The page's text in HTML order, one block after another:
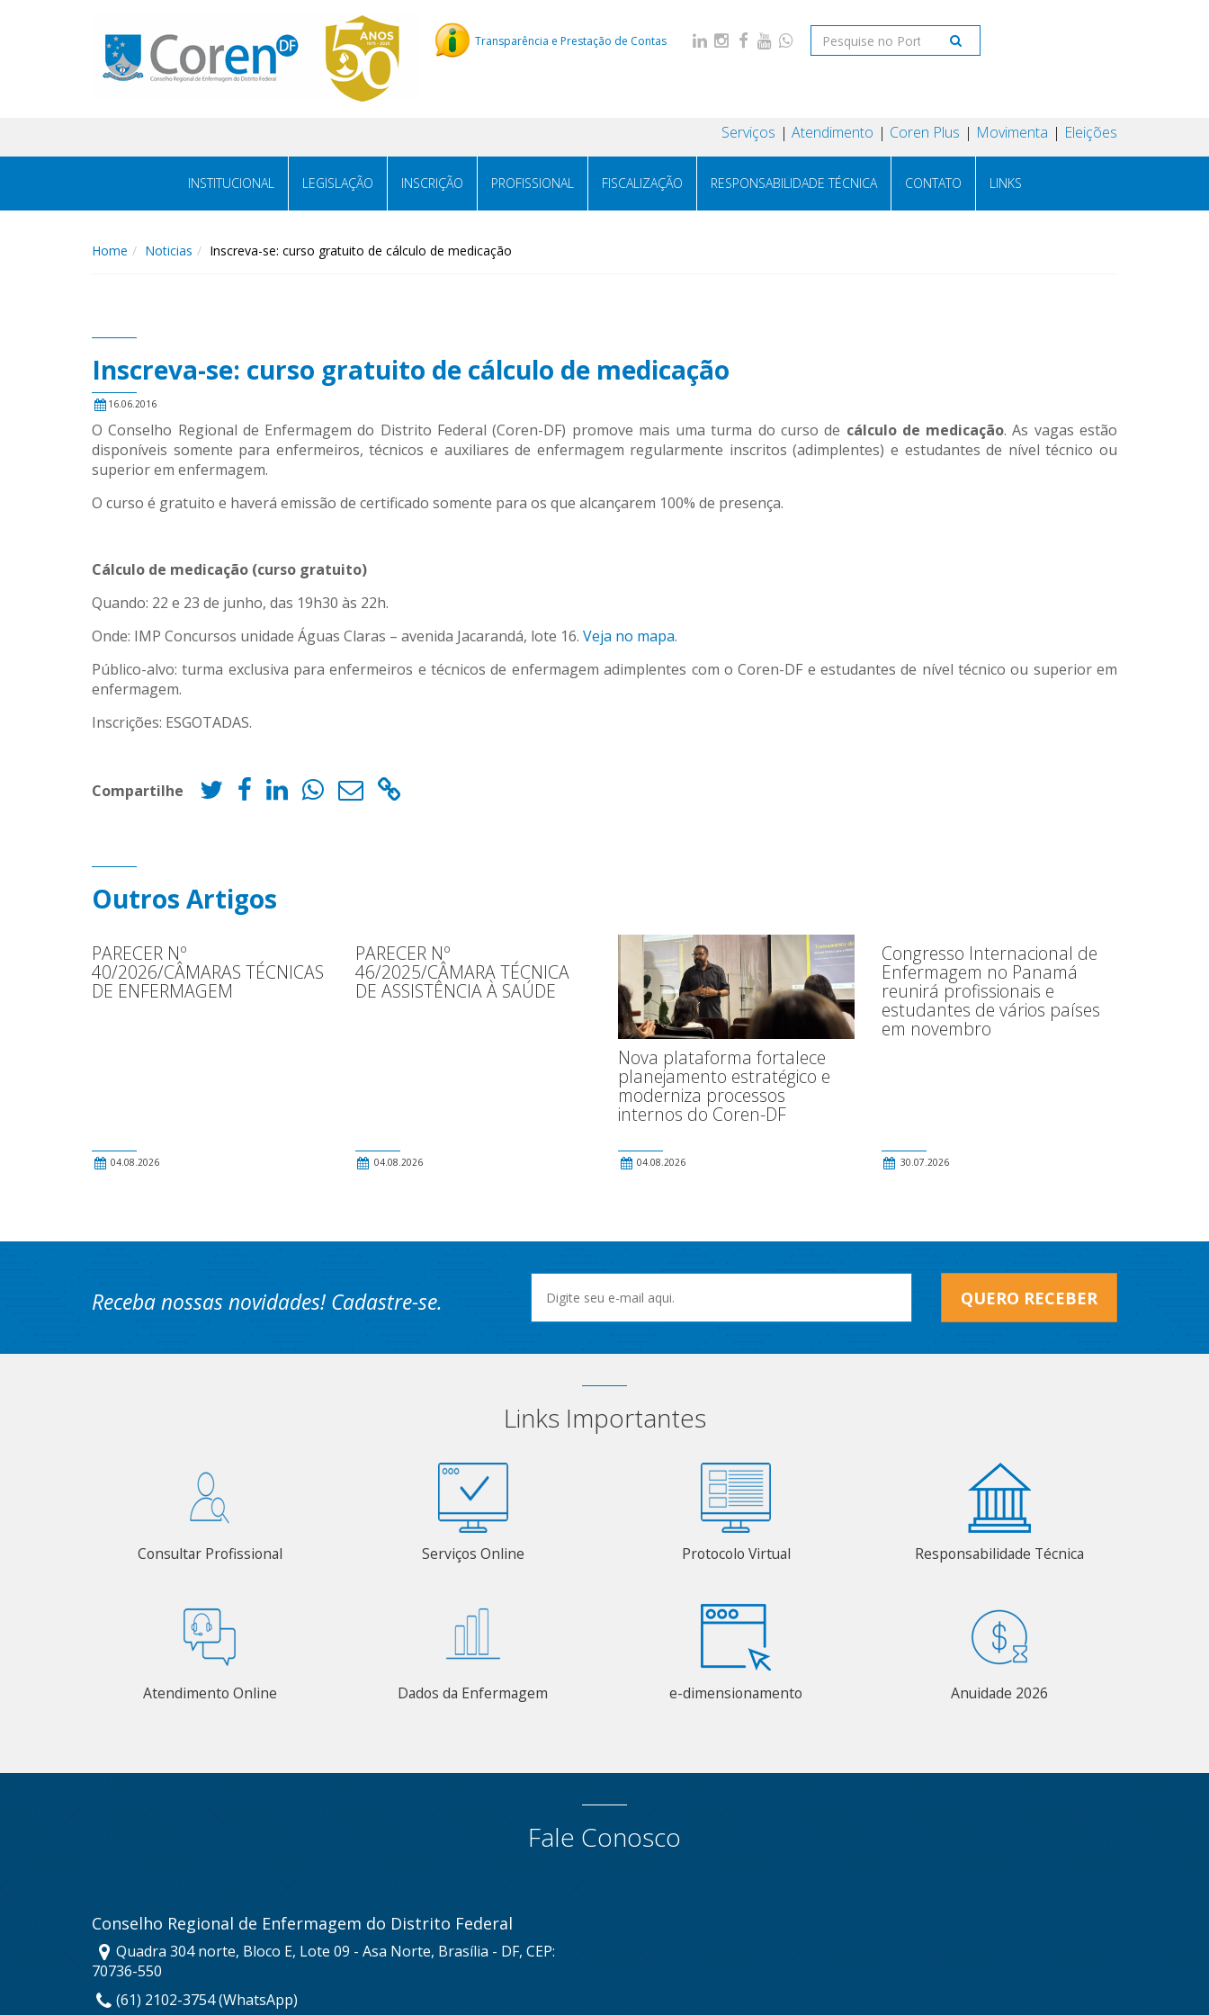
Transparência e Prestação de Contas
Serviços Atendimento Coren Plus Movimenta Eleições
INSTITUCIONAL LEGISLAÇÃO INSCRIÇÃO PROFISSIONAL FISCALIZAÇÃO RESPONSABILIDADE TÉCNICA CONTATO LINKS
Home Noticias Inscreva-se: curso gratuito de cálculo de medicação
Inscreva-se: curso gratuito de cálculo de medicação
16.06.2016
O Conselho Regional de Enfermagem do Distrito Federal (Coren-DF) promove mais uma turma do curso de cálculo de medicação. As vagas estão
disponíveis somente para enfermeiros, técnicos e auxiliares de enfermagem regularmente inscritos (adimplentes) e estudantes de nível técnico ou
superior em enfermagem.
O curso é gratuito e haverá emissão de certificado somente para os que alcançarem 100% de presença.
Cálculo de medicação (curso gratuito)
Quando: 22 e 23 de junho, das 19h30 às 22h.
Onde: IMP Concursos unidade Águas Claras – avenida Jacarandá, lote 16. Veja no mapa.
Público-alvo: turma exclusiva para enfermeiros e técnicos de enfermagem adimplentes com o Coren-DF e estudantes de nível técnico ou superior em
enfermagem.
Inscrições: ESGOTADAS.
Compartilhe
Outros Artigos
PARECER Nº
40/2026/CÂMARAS TÉCNICAS
DE ENFERMAGEM
04.08.2026
PARECER Nº
46/2025/CÂMARA TÉCNICA
DE ASSISTÊNCIA À SAÚDE
04.08.2026
Nova plataforma fortalece
planejamento estratégico e
moderniza processos
internos do Coren-DF
04.08.2026
Congresso Internacional de
Enfermagem no Panamá
reunirá profissionais e
estudantes de vários países
em novembro
30.07.2026
Receba nossas novidades! Cadastre-se. QUERO RECEBER
Links Importantes
Consultar Profissional Serviços Online Protocolo Virtual Responsabilidade Técnica
Atendimento Online Dados da Enfermagem e-dimensionamento Anuidade 2026
Fale Conosco
Conselho Regional de Enfermagem do Distrito Federal
Quadra 304 norte, Bloco E, Lote 09 - Asa Norte, Brasília - DF, CEP:
70736-550
(61) 2102-3754 (WhatsApp)